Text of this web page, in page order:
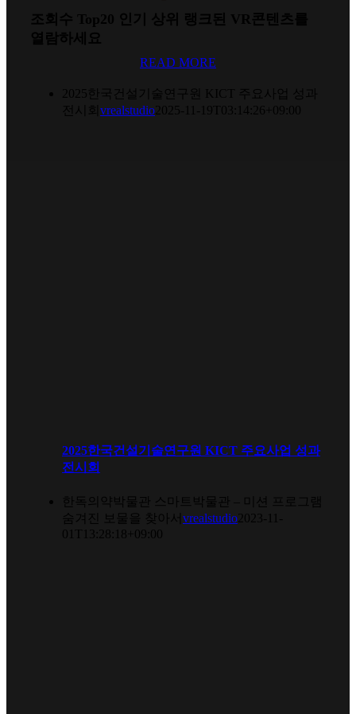
READ MORE
vrealstudio
2025한국건설기술연구원 KICT 주요사업 성과
전시회
한독의약박물관 스마트박물관 – 미션 프로그램
숨겨진 보물을 찾아서 vrealstudio 2023-11-
01T13:28:18+09:00